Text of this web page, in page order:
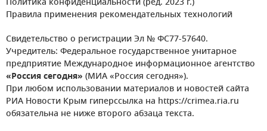
Политика конфиденциальности (ред. 2023 г.)
Правила применения рекомендательных технологий
Свидетельство о регистрации Эл № ФС77-57640.
Учредитель: Федеральное государственное унитарное
предприятие Международное информационное агентство
«Россия сегодня» (МИА «Россия сегодня»).
При любом использовании материалов и новостей сайта
РИА Новости Крым гиперссылка на https://crimea.ria.ru
обязательна не ниже второго абзаца текста.